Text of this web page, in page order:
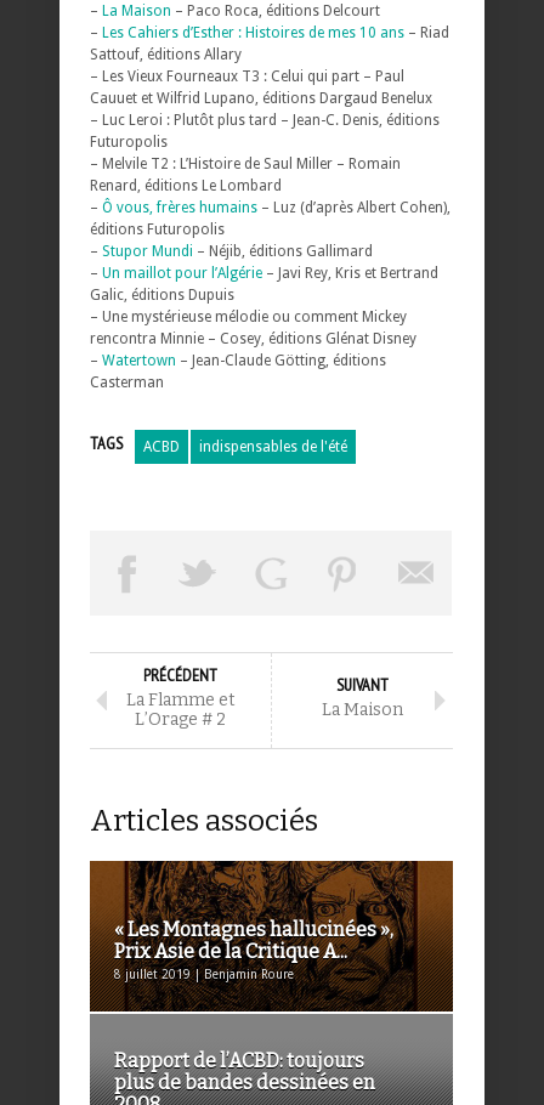
– La Maison – Paco Roca, éditions Delcourt
– Les Cahiers d’Esther : Histoires de mes 10 ans – Riad
Sattouf, éditions Allary
– Les Vieux Fourneaux T3 : Celui qui part – Paul
Cauuet et Wilfrid Lupano, éditions Dargaud Benelux
– Luc Leroi : Plutôt plus tard – Jean-C. Denis, éditions
Futuropolis
– Melvile T2 : L’Histoire de Saul Miller – Romain
Renard, éditions Le Lombard
– Ô vous, frères humains – Luz (d’après Albert Cohen),
éditions Futuropolis
– Stupor Mundi – Néjib, éditions Gallimard
– Un maillot pour l’Algérie – Javi Rey, Kris et Bertrand
Galic, éditions Dupuis
– Une mystérieuse mélodie ou comment Mickey
rencontra Minnie – Cosey, éditions Glénat Disney
– Watertown – Jean-Claude Götting, éditions
Casterman
TAGS ACBD indispensables de l'été
PRÉCÉDENT
La Flamme et
L’Orage # 2
SUIVANT
La Maison
Articles associés
« Les Montagnes hallucinées »,
Prix Asie de la Critique A...
8 juillet 2019 | Benjamin Roure
Rapport de l’ACBD: toujours
plus de bandes dessinées en